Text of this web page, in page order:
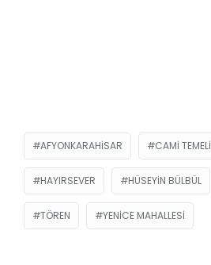
AFYONKARAHISAR CAMI TEMELI
HAYIRSEVER HÜSEYIN BÜLBÜL
TÖREN YENICE MAHALLESI